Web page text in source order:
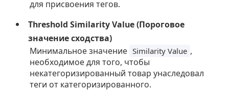
для присвоения тегов.
Threshold Similarity Value (Пороговое
значение сходства)
Минимальное значение Similarity Value ,
необходимое для того, чтобы
некатегоризированный товар унаследовал
теги от категоризированного.